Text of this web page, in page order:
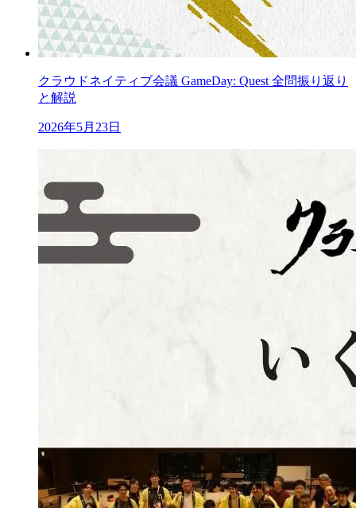
クラウドネイティブ会議 GameDay: Quest 全問振り返り
と解説
2026年5月23日